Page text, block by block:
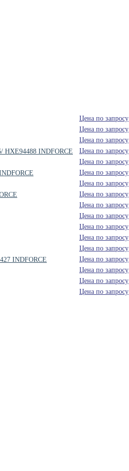
Цена по запросу
Цена по запросу
Цена по запросу
HXE94488 INDFORCE
Цена по запросу
Цена по запросу
Цена по запросу
Цена по запросу
Цена по запросу
Цена по запросу
Цена по запросу
Цена по запросу
Цена по запросу
Цена по запросу
INDFORCE
Цена по запросу
Цена по запросу
Цена по запросу
Цена по запросу